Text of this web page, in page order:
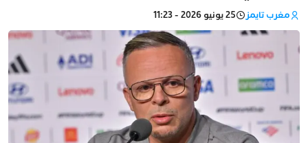
مغرب تايمز 25 يونيو 2026 - 11:23